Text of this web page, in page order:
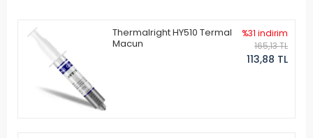
Thermalright HY510 Termal
Macun
%31 indirim
165,13 TL
113,88 TL